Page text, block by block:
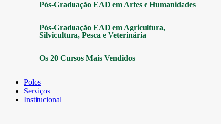
Pós-Graduação EAD em Artes e Humanidades
Pós-Graduação EAD em Agricultura,
Silvicultura, Pesca e Veterinária
Os 20 Cursos Mais Vendidos
Polos
Serviços
Institucional